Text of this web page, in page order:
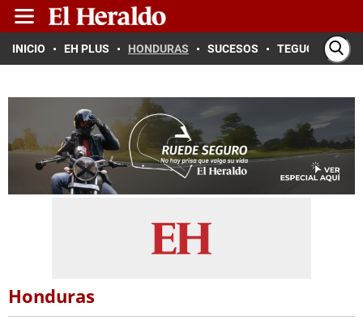
INICIO EH PLUS HONDURAS SUCESOS TEGUCIGALPA
Honduras